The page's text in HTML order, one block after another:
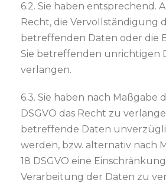
6.2. Sie haben entsprechend.
Recht, die Vervollständigung
betreffenden Daten oder die
Sie betreffenden unrichtigen
verlangen.
6.3. Sie haben nach Maßgabe
DSGVO das Recht zu
betreffende Daten
werden, bzw. alternativ nach
18 DSGVO eine
Verarbeitung der Daten zu